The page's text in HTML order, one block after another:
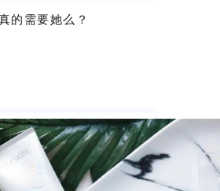
的需要她么？